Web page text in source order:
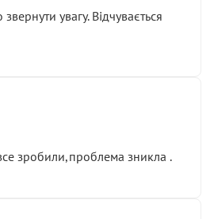
увагу. Відчувається
зробили,проблема зникла .